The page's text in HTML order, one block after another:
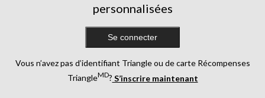
personnalisées
Se connecter
Vous n’avez pas d’identifiant Triangle ou de carte Récompenses
TriangleMD? S’inscrire maintenant